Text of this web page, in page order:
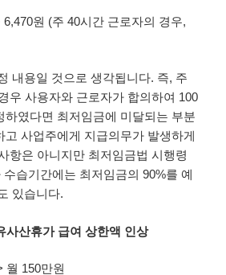
원 (주 40시간 근로자의 경우,
내용일 것으로 생각됩니다. 즉, 주
우 사용자와 근로자가 합의하여 100
하였다면 최저임금에 미달되는 부분
고 사업주에게 지급의무가 발생하게
항은 아니지만 최저임금법 시행령
습기간에는 최저임금의 90%를 예
있습니다.
사산휴가 급여 상한액 인상
월 150만원